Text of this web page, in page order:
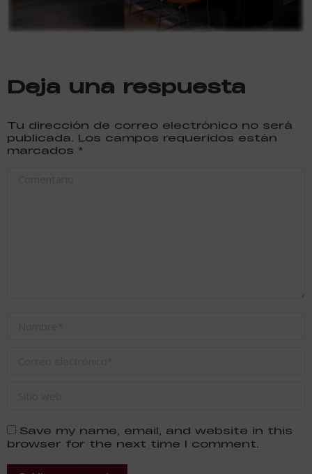
Deja una respuesta
Tu dirección de correo electrónico no será
publicada. Los campos requeridos están
marcados *
Save my name, email, and website in this
browser for the next time I comment.